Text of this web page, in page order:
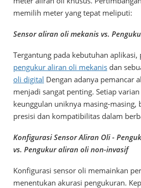
memilih meter yang tepat meliputi:
Sensor aliran oli mekanis vs.
Tergantung pada kebutuhan aplikasi,
pengukur aliran oli mekanis dan
oli digital Dengan adanya pemancar
menjadi sangat penting. Setiap
keunggulan uniknya masing-masing,
presisi dan kompatibilitas dalam
Konfigurasi Sensor Aliran Oli -
vs. Pengukur aliran oli non-invasif
Konfigurasi sensor oli memainkan
menentukan akurasi pengukuran.